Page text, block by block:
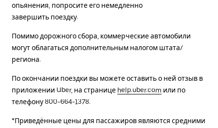
опьянения, попросите его немедленно
завершить поездку.
Помимо дорожного сбора, коммерческие автомобили
могут облагаться дополнительным налогом штата/
региона.
По окончании поездки вы можете оставить о ней отзыв в
приложении Uber, на странице help.uber.com или по
телефону 800-664-1378.
*Приведённые цены для пассажиров являются средними